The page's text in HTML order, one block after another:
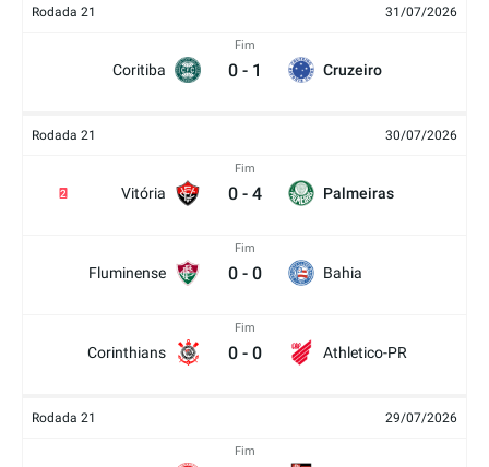
Rodada 21 31/07/2026
Coritiba
Fim
0 - 1 Cruzeiro
Rodada 21 30/07/2026
Vitória
2
Fim
0 - 4 Palmeiras
Fluminense
Fim
0 - 0 Bahia
Corinthians
Fim
0 - 0 Athletico-PR
Rodada 21 29/07/2026
Fim